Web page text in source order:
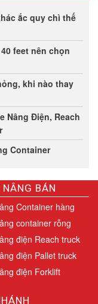
ắc quy chì thế
feet nên chọn
khi nào thay
Nâng Điện, Reach
Container
NÂNG BÁN
Container hàng
container rỗng
điện Reach truck
điện Pallet truck
điện Forklift